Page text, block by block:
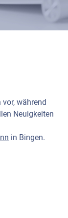
während
Neuigkeiten
in Bingen.